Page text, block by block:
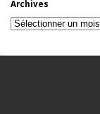
Archives
Archives